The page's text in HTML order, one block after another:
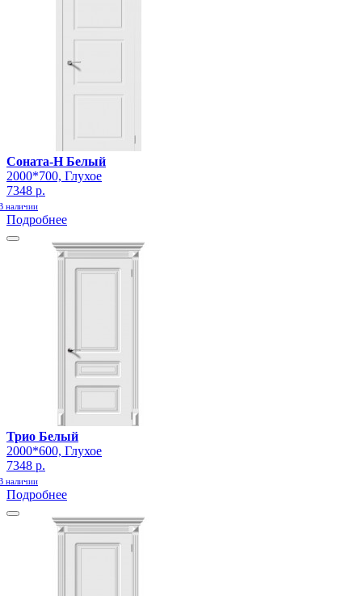
Соната-Н Белый
2000*700, Глухое
7348 р.
наличии
Подробнее
Трио Белый
2000*600, Глухое
7348 р.
наличии
Подробнее